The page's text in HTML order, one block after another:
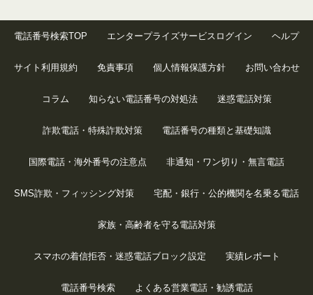
電話番号検索TOP エンタープライズサービスログイン ヘルプ
サイト利用規約 免責事項 個人情報保護方針 お問い合わせ
コラム 知らない電話番号の対処法 迷惑電話対策
詐欺電話・特殊詐欺対策 電話番号の種類と基礎知識
国際電話・海外番号の注意点 非通知・ワン切り・無言電話
SMS詐欺・フィッシング対策 宅配・銀行・公的機関を名乗る電話
家族・高齢者を守る電話対策
スマホの着信拒否・迷惑電話ブロック設定 実績レポート
電話番号検索 よくある営業電話・勧誘電話